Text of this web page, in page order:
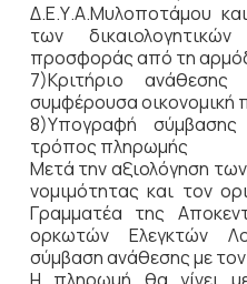
Δ.Ε.Υ.Α.Μυλοποτάμου
των
προσφοράς από τη
7)Κριτήριο
συμφέρουσα οικονομική
8)Υπογραφή
τρόπος πληρωμής
Μετά την αξιολόγηση
νομιμότητας και τον
Γραμματέα της
ορκωτών Ελεγκτών
σύμβαση ανάθεσης με